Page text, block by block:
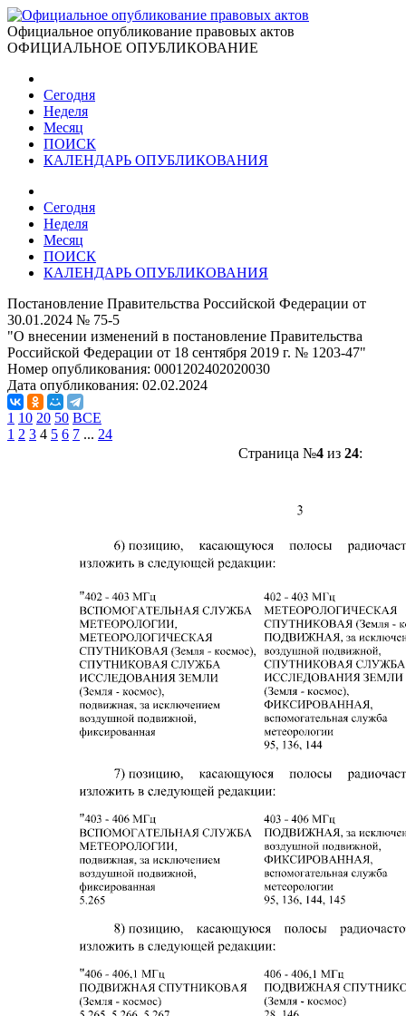
Официальное опубликование правовых актов
ОФИЦИАЛЬНОЕ ОПУБЛИКОВАНИЕ
Сегодня
Неделя
Месяц
ПОИСК
КАЛЕНДАРЬ ОПУБЛИКОВАНИЯ
Сегодня
Неделя
Месяц
ПОИСК
КАЛЕНДАРЬ ОПУБЛИКОВАНИЯ
Постановление Правительства Российской Федерации от
30.01.2024 № 75-5
"О внесении изменений в постановление Правительства
Российской Федерации от 18 сентября 2019 г. № 1203-47"
Номер опубликования: 0001202402020030
Дата опубликования: 02.02.2024
1 10 20 50 ВСЕ
1 2 3 4 5 6 7 ... 24
Страница №4из 24: